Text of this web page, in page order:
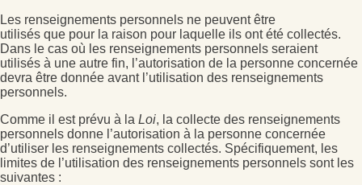
Les renseignements personnels ne peuvent être
utilisés que pour la raison pour laquelle ils ont été collectés.
Dans le cas où les renseignements personnels seraient
utilisés à une autre fin, l’autorisation de la personne concernée
devra être donnée avant l’utilisation des renseignements
personnels.
Comme il est prévu à la Loi, la collecte des renseignements
personnels donne l’autorisation à la personne concernée
d’utiliser les renseignements collectés. Spécifiquement, les
limites de l’utilisation des renseignements personnels sont les
suivantes :